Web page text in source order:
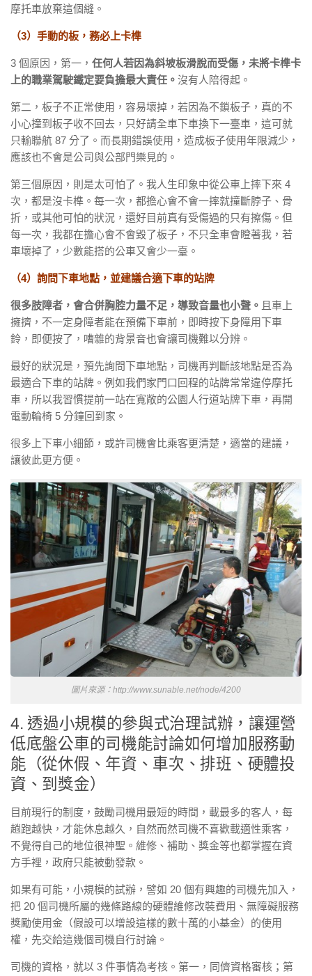
摩托車放棄這個縫。
（3）手動的板，務必上卡榫
3 個原因，第一， 任何人若因為斜坡板滑脫而受傷，未將卡榫卡
上的職業駕駛鐵定要負擔最大責任。 沒有人陪得起。
第二，板子不正常使用，容易壞掉，若因為不鎖板子，真的不
小心撞到板子收不回去，只好請全車下車換下一臺車，這可就
只輸聯航 87 分了。而長期錯誤使用，造成板子使用年限減少，
應該也不會是公司與公部門樂見的。
第三個原因，則是太可怕了。我人生印象中從公車上摔下來 4
次，都是沒卡榫。每一次，都擔心會不會一摔就撞斷脖子、骨
折，或其他可怕的狀況，還好目前真有受傷過的只有擦傷。但
每一次，我都在擔心會不會毀了板子，不只全車會瞪著我，若
車壞掉了，少數能搭的公車又會少一臺。
（4）詢問下車地點，並建議合適下車的站牌
很多肢障者，會合併胸腔力量不足，導致音量也小聲。 且車上
擁擠，不一定身障者能在預備下車前，即時按下身障用下車
鈴，即便按了，嘈雜的背景音也會讓司機難以分辨。
最好的狀況是，預先詢問下車地點，司機再判斷該地點是否為
最適合下車的站牌。例如我們家門口回程的站牌常常違停摩托
車，所以我習慣提前一站在寬敞的公園人行道站牌下車，再開
電動輪椅 5 分鐘回到家。
很多上下車小細節，或許司機會比乘客更清楚，適當的建議，
讓彼此更方便。
圖片來源：http://www.sunable.net/node/4200
4. 透過小規模的參與式治理試辦，讓運營
低底盤公車的司機能討論如何增加服務動
能（從休假、年資、車次、排班、硬體投
資、到獎金）
目前現行的制度，鼓勵司機用最短的時間，載最多的客人，每
趟跑越快，才能休息越久，自然而然司機不喜歡載適性乘客，
不覺得自己的地位很神聖。維修、補助、獎金等也都掌握在資
方手裡，政府只能被動發款。
如果有可能，小規模的試辦，譬如 20 個有興趣的司機先加入，
把 20 個司機所屬的幾條路線的硬體維修改裝費用、無障礙服務
獎勵使用金（假設可以增設這樣的數十萬的小基金）的使用
權，先交給這幾個司機自行討論。
司機的資格，就以 3 件事情為考核。第一，同儕資格審核；第